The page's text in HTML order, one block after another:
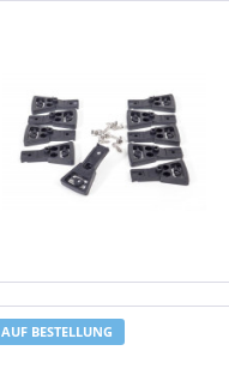
AUF BESTELLUNG